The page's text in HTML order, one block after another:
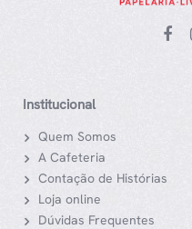
Institucional
Quem Somos
A Cafeteria
Contação de Histórias
Loja online
Dúvidas Frequentes